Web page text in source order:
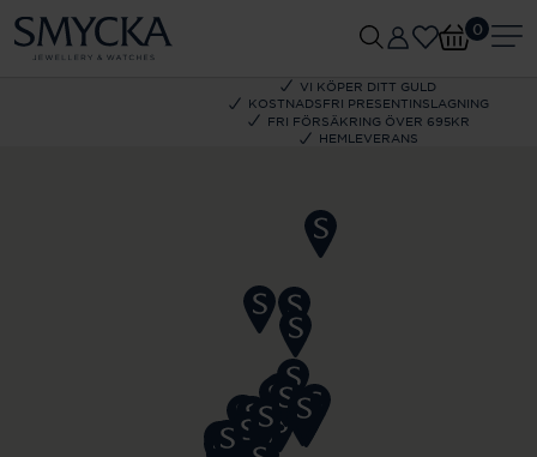
VI KÖPER DITT GULD
KOSTNADSFRI PRESENTINSLAGNING
FRI FÖRSÄKRING ÖVER 695KR
HEMLEVERANS
0